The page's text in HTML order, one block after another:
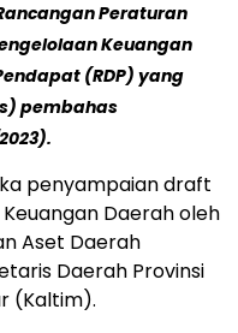
Peraturan
Keuangan
(RDP) yang
pembahas
penyampaian draft
Daerah oleh
Aset Daerah
Daerah Provinsi
(Kaltim).